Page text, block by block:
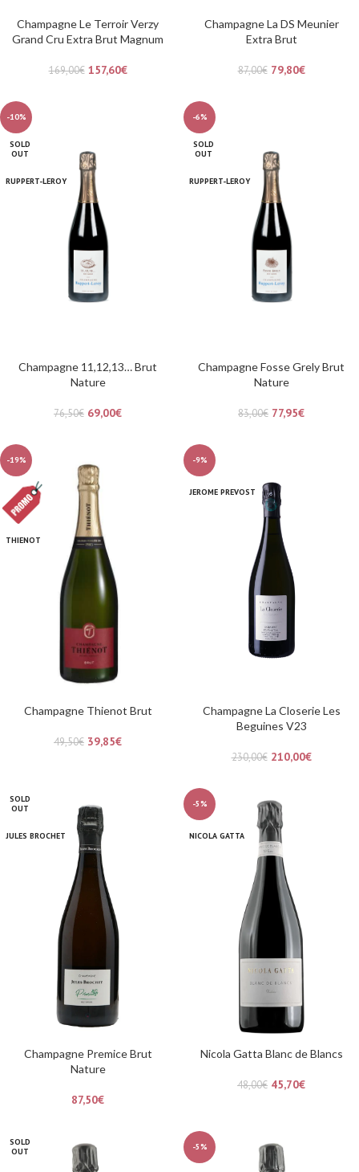
Champagne Le Terroir Verzy
Grand Cru Extra Brut Magnum
169,00€ 157,60€
Champagne La DS Meunier
Extra Brut
87,00€ 79,80€
-10%
SOLD
OUT
RUPPERT-LEROY
Champagne 11,12,13… Brut
Nature
76,50€ 69,00€
-6%
SOLD
OUT
RUPPERT-LEROY
Champagne Fosse Grely Brut
Nature
83,00€ 77,95€
-19%
THIENOT
Champagne Thienot Brut
49,50€ 39,85€
-9%
JEROME PREVOST
Champagne La Closerie Les
Beguines V23
230,00€ 210,00€
SOLD
OUT
JULES BROCHET
Champagne Premice Brut
Nature
87,50€
-5%
NICOLA GATTA
Nicola Gatta Blanc de Blancs
48,00€ 45,70€
SOLD
OUT
-5%